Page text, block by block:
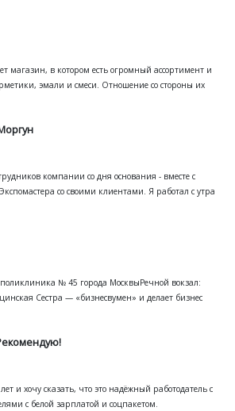
магазин, в котором есть огромный ассортимент и
эмали и смеси. Отношение со стороны их
компании со дня основания - вместе с
со своими клиентами. Я работал с утра
№ 45 города МосквыРечной вокзал:
Сестра — «бизнесвумен» и делает бизнес
и хочу сказать, что это надёжный работодатель с
с белой зарплатой и соцпакетом.